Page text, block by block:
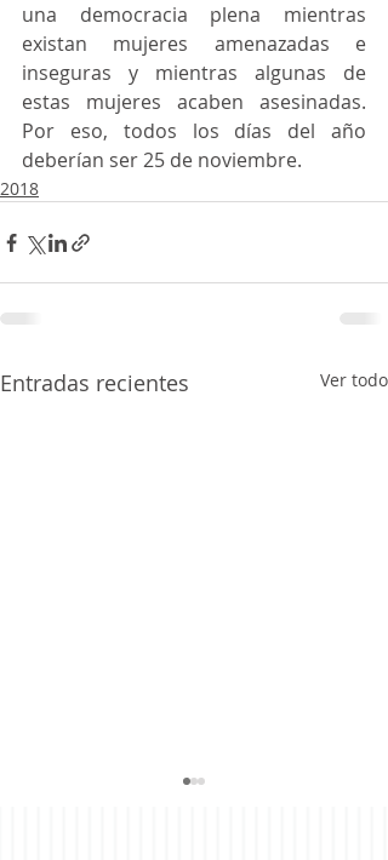
una democracia plena mientras
existan mujeres amenazadas e
inseguras y mientras algunas de
estas mujeres acaben asesinadas.
Por eso, todos los días del año
deberían ser 25 de noviembre.
2018
Entradas recientes Ver todo